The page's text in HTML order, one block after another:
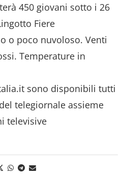
450 giovani sotto i 26
Fiere
o poco nuvoloso. Venti
Temperature in
sono disponibili tutti
telegiornale assieme
televisive